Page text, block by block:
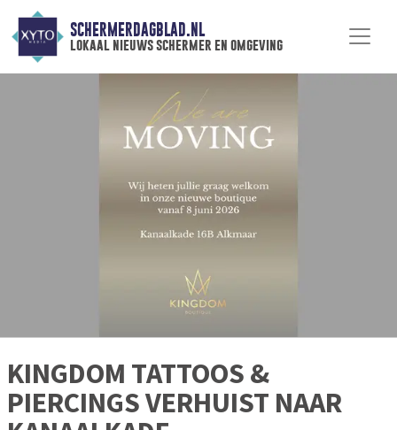
SCHERMERDAGBLAD.NL
lokaal nieuws schermer en omgeving
KINGDOM TATTOOS &
PIERCINGS VERHUIST NAAR